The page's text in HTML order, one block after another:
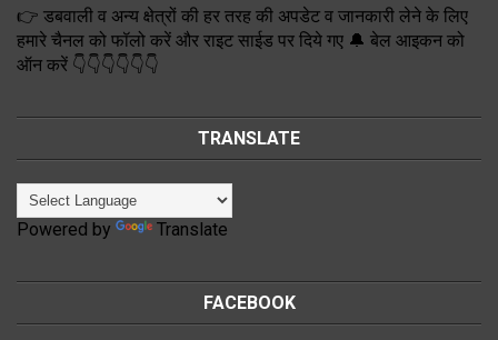
👉 डबवाली व अन्य क्षेत्रों की हर तरह की अपडेट व जानकारी लेने के लिए
हमारे चैनल को फॉलो करें और राइट साईड पर दिये गए 🔔 बेल आइकन को
ऑन करें 👇👇👇👇👇👇
TRANSLATE
Powered by Translate
FACEBOOK